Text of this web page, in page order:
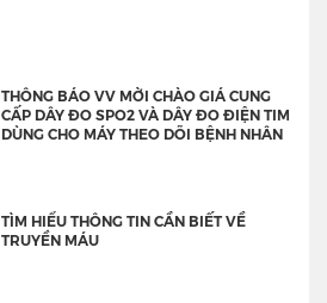
THÔNG BÁO VV MỜI CHÀO GIÁ CUNG
CẤP DÂY ĐO SPO2 VÀ DÂY ĐO ĐIỆN TIM
DÙNG CHO MÁY THEO DÕI BỆNH NHÂN
TÌM HIỂU THÔNG TIN CẦN BIẾT VỀ
TRUYỀN MÁU